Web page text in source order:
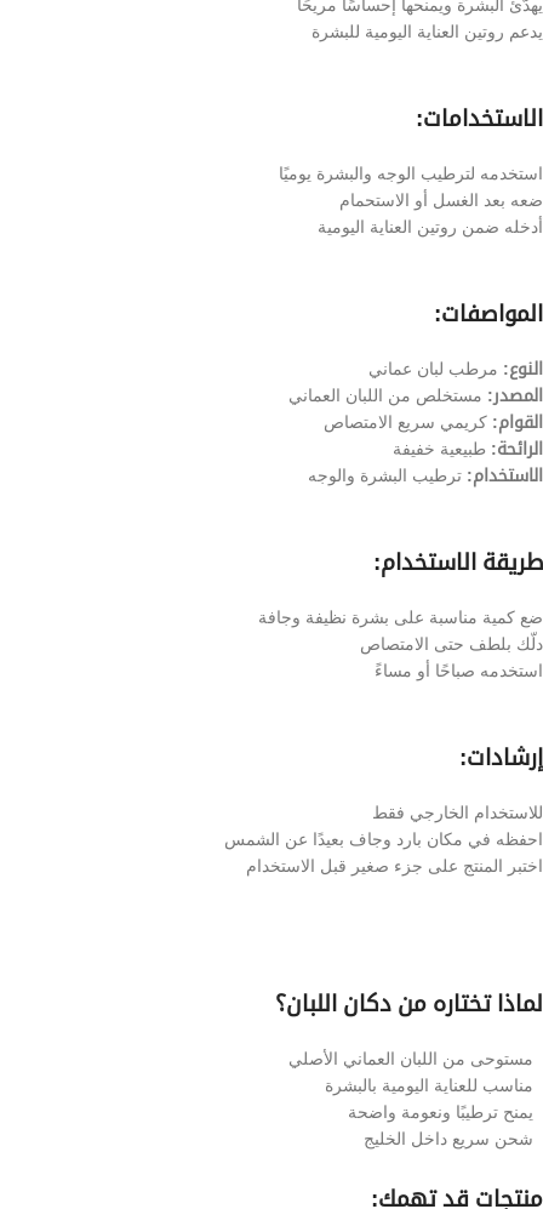
يهدّئ البشرة ويمنحها إحساسًا مريحًا
يدعم روتين العناية اليومية للبشرة
الاستخدامات:
استخدمه لترطيب الوجه والبشرة يوميًا
ضعه بعد الغسل أو الاستحمام
أدخله ضمن روتين العناية اليومية
المواصفات:
النوع: مرطب لبان عماني
المصدر: مستخلص من اللبان العماني
القوام: كريمي سريع الامتصاص
الرائحة: طبيعية خفيفة
الاستخدام: ترطيب البشرة والوجه
طريقة الاستخدام:
ضع كمية مناسبة على بشرة نظيفة وجافة
دلّك بلطف حتى الامتصاص
استخدمه صباحًا أو مساءً
إرشادات:
للاستخدام الخارجي فقط
احفظه في مكان بارد وجاف بعيدًا عن الشمس
اختبر المنتج على جزء صغير قبل الاستخدام
لماذا تختاره من دكان اللبان؟
مستوحى من اللبان العماني الأصلي
مناسب للعناية اليومية بالبشرة
يمنح ترطيبًا ونعومة واضحة
شحن سريع داخل الخليج
منتجات قد تهمك: